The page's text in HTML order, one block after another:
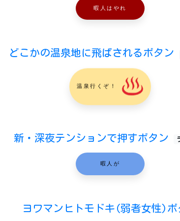
暇人はやれ
どこかの温泉地に飛ばされるボタン
温泉行くぞ！
新・深夜テンションで押すボタン
暇人が
ヨワマンヒトモドキ(弱者女性)ボ